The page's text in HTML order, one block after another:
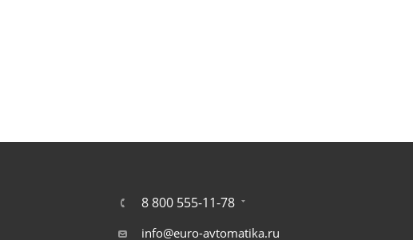
8 800 555-11-78
info@euro-avtomatika.ru